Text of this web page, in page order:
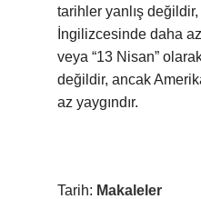
tarihler yanlış
İngilizcesinde daha az
veya “13 Nisan”
değildir, ancak
az yaygındır.
Tarih: Makaleler